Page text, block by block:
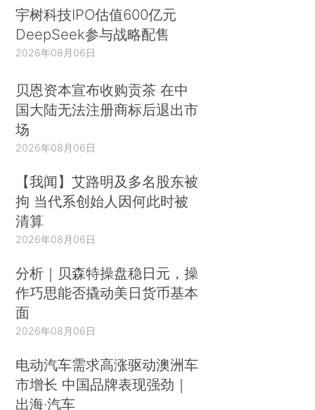
宇树科技IPO估值600亿元
DeepSeek参与战略配售
2026年08月06日
贝恩资本宣布收购贡茶 在中
国大陆无法注册商标后退出市
场
2026年08月06日
【我闻】艾路明及多名股东被
拘 当代系创始人因何此时被
清算
2026年08月06日
分析｜贝森特操盘稳日元，操
作巧思能否撬动美日货币基本
面
2026年08月06日
电动汽车需求高涨驱动澳洲车
市增长 中国品牌表现强劲｜
出海·汽车